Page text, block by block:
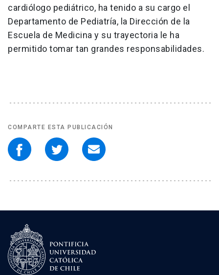
cardiólogo pediátrico, ha tenido a su cargo el
Departamento de Pediatría, la Dirección de la
Escuela de Medicina y su trayectoria le ha
permitido tomar tan grandes responsabilidades.
COMPARTE ESTA PUBLICACIÓN